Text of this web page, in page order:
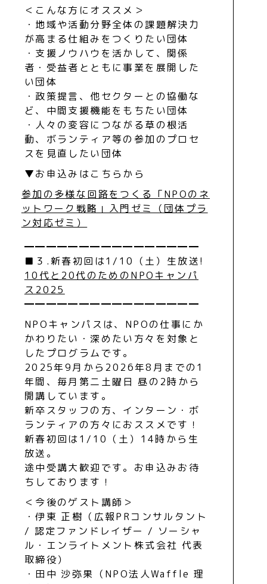
＜こんな方にオススメ＞
・地域や活動分野全体の課題解決力
が高まる仕組みをつくりたい団体
・支援ノウハウを活かして、関係
者・受益者とともに事業を展開した
い団体
・政策提言、他セクターとの協働な
ど、中間支援機能をもちたい団体
・人々の変容につながる草の根活
動、ボランティア等の参加のプロセ
スを見直したい団体
▼お申込みはこちらから
参加の多様な回路をつくる「NPOのネ
ットワーク戦略」入門ゼミ（団体プラ
ン対応ゼミ）
━━━━━━━━━━━━━━━━
■３.新春初回は1/10（土）生放送!
10代と20代のためのNPOキャンパ
ス2025
━━━━━━━━━━━━━━━━
NPOキャンパスは、NPOの仕事にか
かわりたい・深めたい方々を対象と
したプログラムです。
2025年9月から2026年8月までの1
年間、毎月第二土曜日 昼の2時から
開講しています。
新卒スタッフの方、インターン・ボ
ランティアの方々におススメです！
新春初回は1/10（土）14時から生
放送。
途中受講大歓迎です。お申込みお待
ちしております！
＜今後のゲスト講師＞
・伊東 正樹（広報PRコンサルタント
/ 認定ファンドレイザー / ソーシャ
ル・エンライトメント株式会社 代表
取締役）
・田中 沙弥果（NPO法人Waffle 理